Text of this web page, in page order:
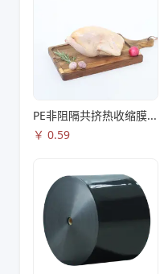
PE非阻隔共挤热收缩膜S53
￥ 0.59